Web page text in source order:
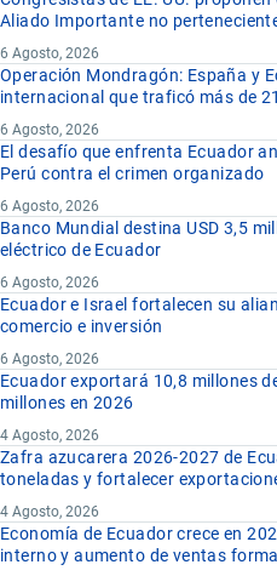
Aliado Importante no
6 Agosto, 2026
Operación Mondragón: España y
internacional que traficó más de
6 Agosto, 2026
El desafío que enfrenta Ecuador
Perú contra el crimen organizado
6 Agosto, 2026
Banco Mundial destina USD 3,5
eléctrico de Ecuador
6 Agosto, 2026
Ecuador e Israel fortalecen su
comercio e inversión
6 Agosto, 2026
Ecuador exportará 10,8 millones
millones en 2026
4 Agosto, 2026
Zafra azucarera 2026-2027 de
toneladas y fortalecer
4 Agosto, 2026
Economía de Ecuador crece en
interno y aumento de ventas